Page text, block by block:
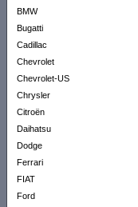
BMW
Bugatti
Cadillac
Chevrolet
Chevrolet-US
Chrysler
Citroën
Daihatsu
Dodge
Ferrari
FIAT
Ford